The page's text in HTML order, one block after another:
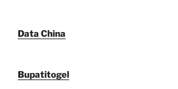
Data China
Bupatitogel